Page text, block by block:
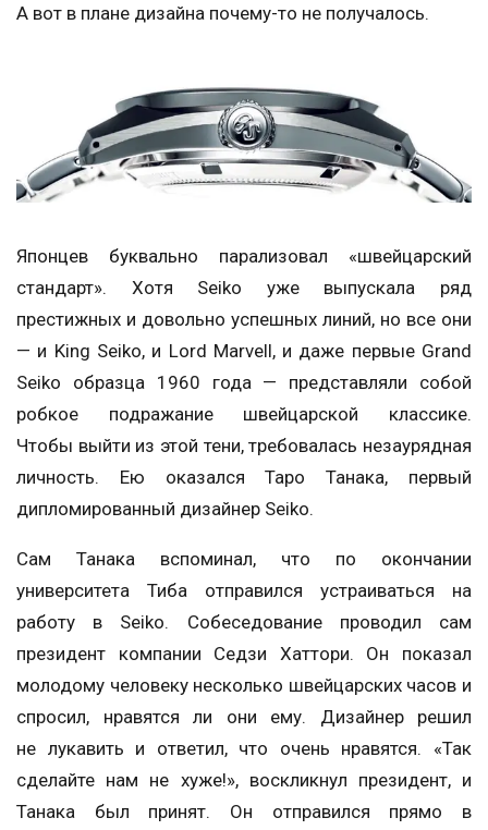
А вот в плане дизайна почему-то не получалось.
Японцев буквально парализовал «швейцарский
стандарт». Хотя Seiko уже выпускала ряд
престижных и довольно успешных линий, но все они
— и King Seiko, и Lord Marvell, и даже первые Grand
Seiko образца 1960 года — представляли собой
робкое подражание швейцарской классике.
Чтобы выйти из этой тени, требовалась незаурядная
личность. Ею оказался Таро Танака, первый
дипломированный дизайнер Seiko.
Сам Танака вспоминал, что по окончании
университета Тиба отправился устраиваться на
работу в Seiko. Собеседование проводил сам
президент компании Седзи Хаттори. Он показал
молодому человеку несколько швейцарских часов и
спросил, нравятся ли они ему. Дизайнер решил
не лукавить и ответил, что очень нравятся. «Так
сделайте нам не хуже!», воскликнул президент, и
Танака был принят. Он отправился прямо в